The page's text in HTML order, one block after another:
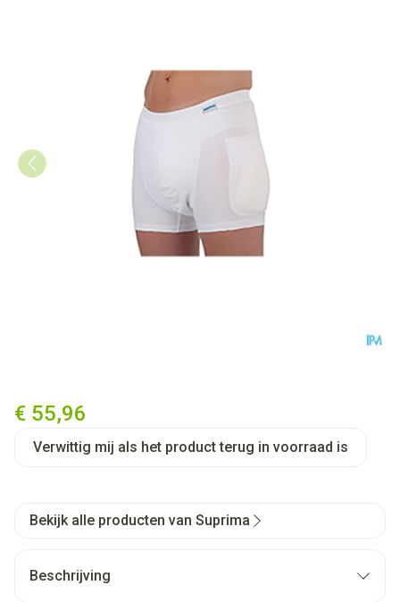
€ 55,96
Verwittig mij als het product terug in voorraad is
Bekijk alle producten van Suprima
Beschrijving